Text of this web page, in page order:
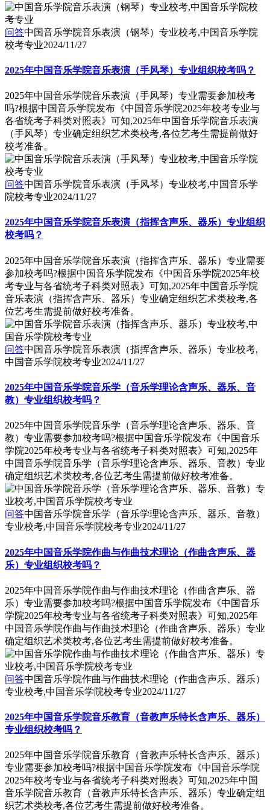
问答中国音乐学院音乐表演（钢琴）专业校考,中国音乐学院
校考专业2024/11/27
2025年中国音乐学院音乐表演（手风琴）专业组织校考吗？
2025年中国音乐学院音乐表演（手风琴）专业需要参加校考
吗?根据中国音乐学院发布《中国音乐学院2025年校考专业与
各省统考子科类对照表》可知,2025年中国音乐学院音乐表演
（手风琴）专业确定组织艺术类校考,各位艺考生需提前做好
校考准备。
问答中国音乐学院音乐表演（手风琴）专业校考,中国音乐学
院校考专业2024/11/27
2025年中国音乐学院音乐表演（指挥含声乐、器乐）专业组织
校考吗？
2025年中国音乐学院音乐表演（指挥含声乐、器乐）专业需要
参加校考吗?根据中国音乐学院发布《中国音乐学院2025年校
考专业与各省统考子科类对照表》可知,2025年中国音乐学院
音乐表演（指挥含声乐、器乐）专业确定组织艺术类校考,各
位艺考生需提前做好校考准备。
问答中国音乐学院音乐表演（指挥含声乐、器乐）专业校考,
中国音乐学院校考专业2024/11/27
2025年中国音乐学院音乐学（音乐学理论含声乐、器乐、音
教）专业组织校考吗？
2025年中国音乐学院音乐学（音乐学理论含声乐、器乐、音
教）专业需要参加校考吗?根据中国音乐学院发布《中国音乐
学院2025年校考专业与各省统考子科类对照表》可知,2025年
中国音乐学院音乐学（音乐学理论含声乐、器乐、音教）专业
确定组织艺术类校考,各位艺考生需提前做好校考准备。
问答中国音乐学院音乐学（音乐学理论含声乐、器乐、音教）
专业校考,中国音乐学院校考专业2024/11/27
2025年中国音乐学院作曲与作曲技术理论（作曲含声乐、器
乐）专业组织校考吗？
2025年中国音乐学院作曲与作曲技术理论（作曲含声乐、器
乐）专业需要参加校考吗?根据中国音乐学院发布《中国音乐
学院2025年校考专业与各省统考子科类对照表》可知,2025年
中国音乐学院作曲与作曲技术理论（作曲含声乐、器乐）专业
确定组织艺术类校考,各位艺考生需提前做好校考准备。
问答中国音乐学院作曲与作曲技术理论（作曲含声乐、器乐）
专业校考,中国音乐学院校考专业2024/11/27
2025年中国音乐学院音乐教育（音教声乐特长含声乐、器乐）
专业组织校考吗？
2025年中国音乐学院音乐教育（音教声乐特长含声乐、器乐）
专业需要参加校考吗?根据中国音乐学院发布《中国音乐学院
2025年校考专业与各省统考子科类对照表》可知,2025年中国
音乐学院音乐教育（音教声乐特长含声乐、器乐）专业确定组
织艺术类校考,各位艺考生需提前做好校考准备。